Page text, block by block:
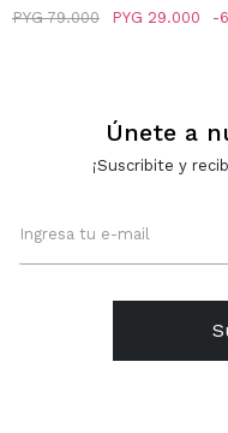
CUENTAS MULTICOLOR -
PYG 29.000
PYG 79.000
Únete a
¡Suscribite y